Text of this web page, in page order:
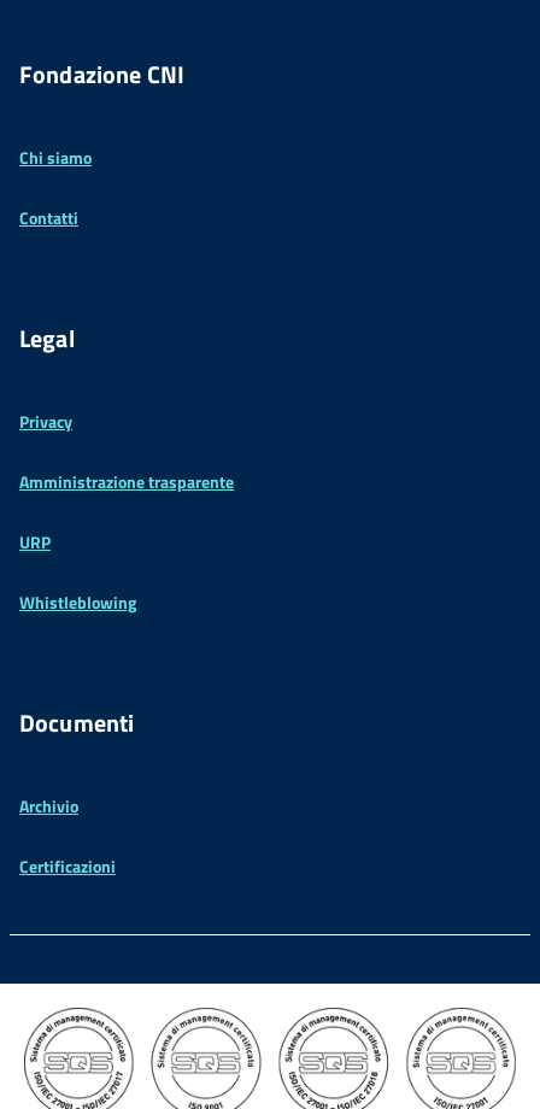
Fondazione CNI
Chi siamo
Contatti
Legal
Privacy
Amministrazione trasparente
URP
Whistleblowing
Documenti
Archivio
Certificazioni